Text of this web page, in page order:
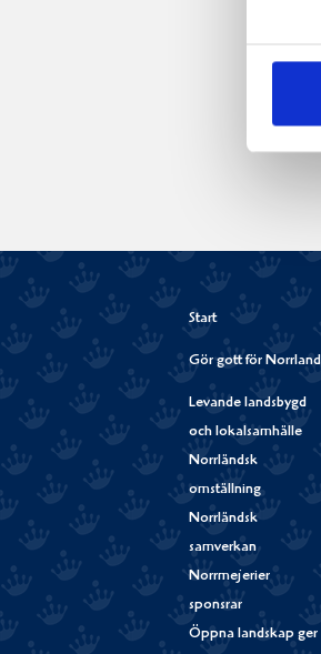
Start
Gör gott för Norrland
Levande landsbygd
och lokalsamhälle
Norrländsk
omställning
Norrländsk
samverkan
Norrmejerier
sponsrar
Öppna landskap ger